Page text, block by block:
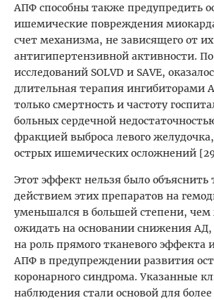
АПФ способны также предупредить
ишемические повреждения
счет механизма, не зависящего от их
антигипертензивной активности.
исследований SOLVD и SAVE,
длительная терапия ингибиторами
только смертность и частоту
больных сердечной
фракцией выброса левого
острых ишемических осложнений
Этот эффект нельзя было объяснить
действием этих препаратов на
уменьшался в большей степени,
ожидать на основании снижения АД,
на роль прямого тканевого эффекта
АПФ в предупреждении развития
коронарного синдрома. Указанные
наблюдения стали основой для более